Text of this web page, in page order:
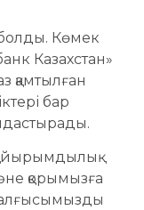
Көмек
Казахстан»
қамтылған
бар
қорымызға